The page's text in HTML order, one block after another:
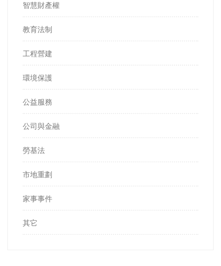
智慧財產權
教育法制
工程營建
環境保護
公益服務
公司與金融
勞基法
市地重劃
家事事件
其它